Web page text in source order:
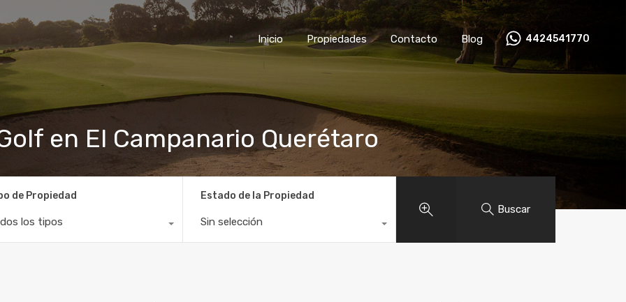
Inicio Propiedades Contacto Blog 4424541770
en El Campanario Querétaro
de Propiedad
los tipos
Estado de la Propiedad
Sin selección
Buscar